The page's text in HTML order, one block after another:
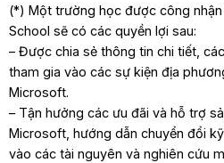
(*) Một trường học được công
School sẽ có các quyền lợi sau:
– Được chia sẻ thông tin chi tiết,
tham gia vào các sự kiện địa
Microsoft.
– Tận hưởng các ưu đãi và hỗ trợ
Microsoft, hướng dẫn chuyển đổi
vào các tài nguyên và nghiên cứu